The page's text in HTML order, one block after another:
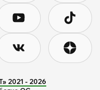
2021 - 2026